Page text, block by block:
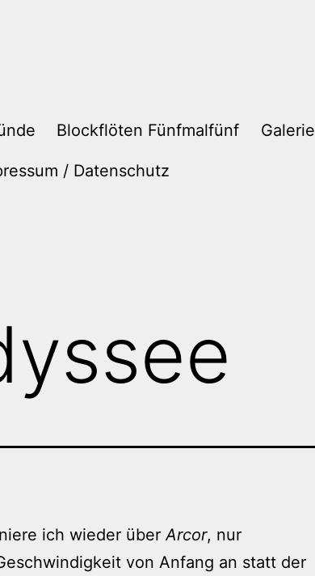
Blockflöten Fünfmalfünf Galerie
/ Datenschutz
ich wieder über Arcor, nur
von Anfang an statt der